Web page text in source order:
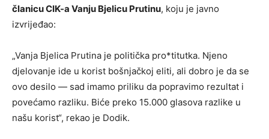
članicu CIK-a Vanju Bjelicu Prutinu, koju je javno
izvrijeđao:
„Vanja Bjelica Prutina je politička pro*titutka. Njeno
djelovanje ide u korist bošnjačkoj eliti, ali dobro je da se
ovo desilo — sad imamo priliku da popravimo rezultat i
povećamo razliku. Biće preko 15.000 glasova razlike u
našu korist“, rekao je Dodik.